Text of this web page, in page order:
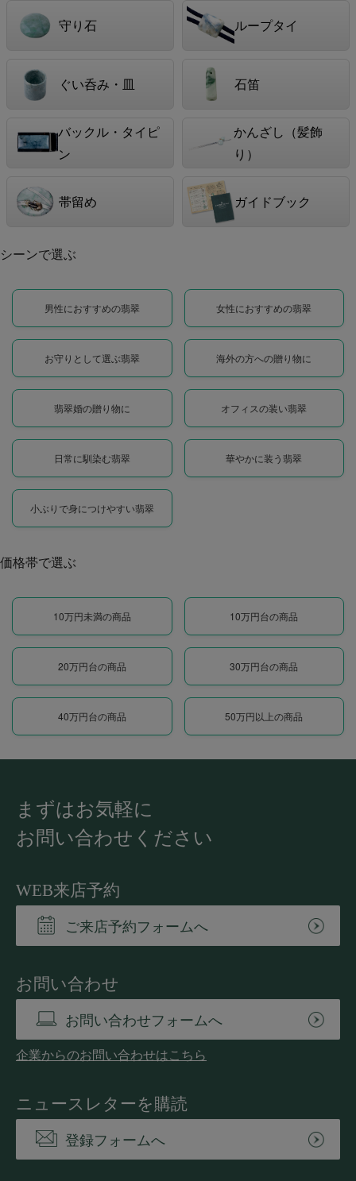
守り石 ループタイ
ぐい呑み・皿 石笛
バックル・タイピ
ン
かんざし（髪飾
り）
帯留め ガイドブック
シーンで選ぶ
男性におすすめの翡翠 女性におすすめの翡翠
お守りとして選ぶ翡翠 海外の方への贈り物に
翡翠婚の贈り物に オフィスの装い翡翠
日常に馴染む翡翠 華やかに装う翡翠
小ぶりで身につけやすい翡翠
価格帯で選ぶ
10万円未満の商品 10万円台の商品
20万円台の商品 30万円台の商品
40万円台の商品 50万円以上の商品
まずはお気軽に
お問い合わせください
WEB来店予約
ご来店予約フォームへ
お問い合わせ
お問い合わせフォームへ
企業からのお問い合わせはこちら
ニュースレターを購読
登録フォームへ